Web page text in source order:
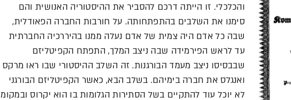
והכלכלי. זו הייתה דרכם להסביר את ההיסטוריה האנושית והם
סימנו את השלבים בהתפתחותה. על חורבות החברה הפאודלית,
שבה כל אדם היה צמית של אדם נעלה ממנו בהיררכיה החברתית
עד לראש הפירמידה שבה ניצב המלך, התפתח הקפיטליזם
שבבסיסו ניצב מעמד הבורגנות. זה השלב ההיסטורי שבו ראו מרקס
ואנגלס את חברה בימיהם. בשלב הבא, כאשר הקפיטליזם הבורגני
לא יוכל עוד להתקיים בשל הסתירות הגלומות בו הוא יקרוס